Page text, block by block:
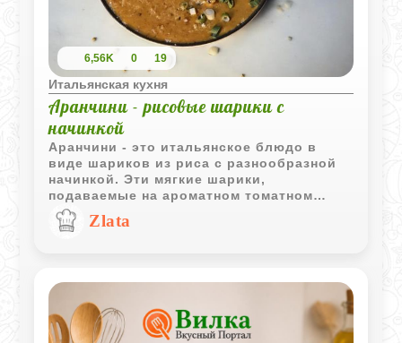
6,56K 0 19
Итальянская кухня
Аранчини - рисовые шарики с
начинкой
Аранчини - это итальянское блюдо в
виде шариков из риса с разнообразной
начинкой. Эти мягкие шарики,
подаваемые на ароматном томатном
соусе с добавлением специй, являются
настоящим кулинарным искусством.
Zlata